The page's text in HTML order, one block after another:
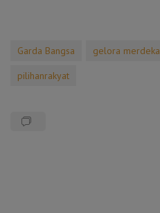
Garda Bangsa gelora merdeka
pilihanrakyat